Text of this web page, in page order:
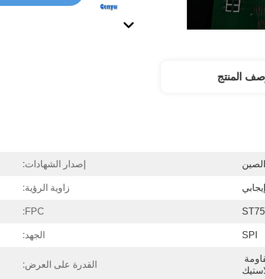
المنتج
الصين إصدار الشهادات:
زاوية الرؤية:
FPC:
SPI الجهد:
القدرة على العرض: